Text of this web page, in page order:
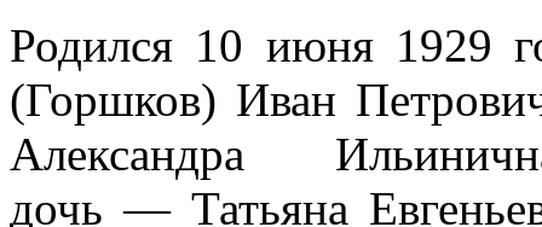
Родился 10 июня 1929
(Горшков) Иван
Александра
дочь — Татьяна